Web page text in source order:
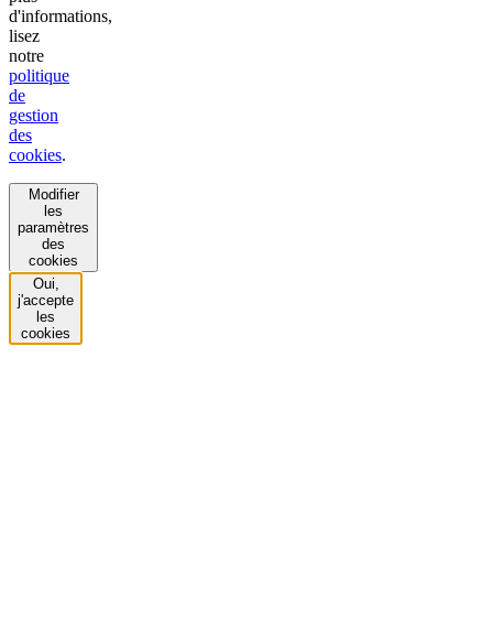
d'informations,
lisez
notre
politique
de
gestion
des
cookies.
Modifier
les
paramètres
des
cookies
Oui,
j'accepte
les
cookies